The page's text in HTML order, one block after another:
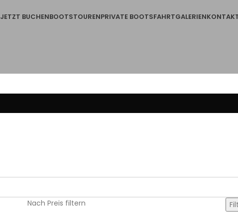
JETZT BUCHENBOOTSTOURENPRIVATE BOOTSFAHRTGALERIEN
Nach Preis filtern